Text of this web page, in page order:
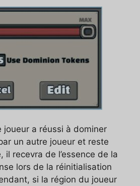
joueur a réussi à dominer
un autre joueur et reste
il recevra de l’essence de la
lors de la réinitialisation
si la région du joueur